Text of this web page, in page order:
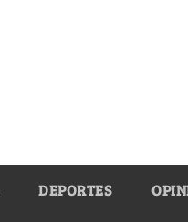
DEPORTES